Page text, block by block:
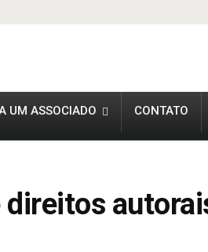
UM ASSOCIADO CONTATO
direitos